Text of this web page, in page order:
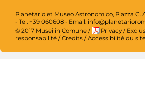
Planetario et Museo Astronomico, Piazza G.
- Tel. +39 060608 - Email:
© 2017 Musei in Comune / Privacy /
responsabilité /Credits /Accessibilité du